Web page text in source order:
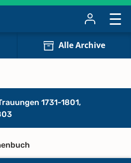
Alle Archive
1731-1801,